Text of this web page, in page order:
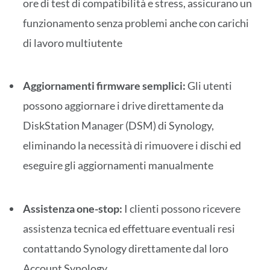
ore di test di compatibilità e stress, assicurano un
funzionamento senza problemi anche con carichi
di lavoro multiutente
Aggiornamenti firmware semplici:Gli utenti
possono aggiornare i drive direttamente da
DiskStation Manager (DSM) di Synology,
eliminando la necessità di rimuovere i dischi ed
eseguire gli aggiornamenti manualmente
Assistenza one-stop: I clienti possono ricevere
assistenza tecnica ed effettuare eventuali resi
contattando Synology direttamente dal loro